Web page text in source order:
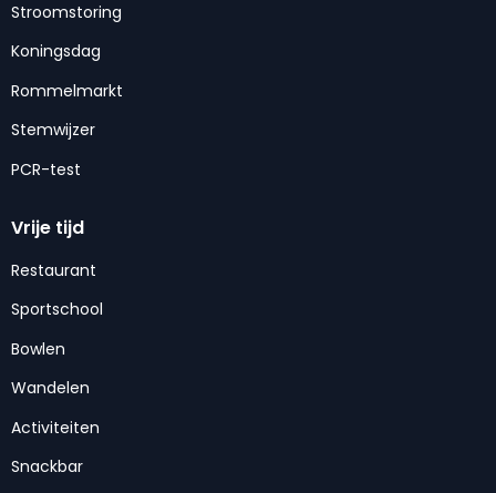
Stroomstoring
Koningsdag
Rommelmarkt
Stemwijzer
PCR-test
Vrije tijd
Restaurant
Sportschool
Bowlen
Wandelen
Activiteiten
Snackbar